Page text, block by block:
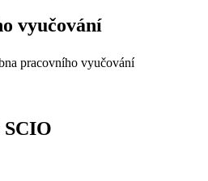
vyučování
pracovního vyučování
SCIO